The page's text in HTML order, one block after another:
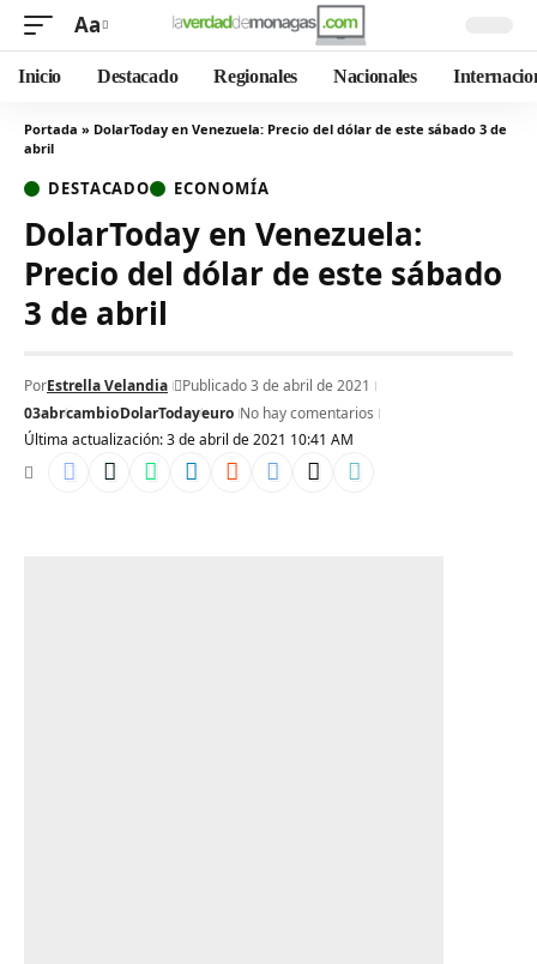
Aa
Inicio Destacado Regionales Nacionales
Portada » DolarToday en Venezuela: Precio del dólar de este sábado 3 de
abril
DESTACADO ECONOMÍA
DolarToday en Venezuela:
Precio del dólar de este sábado
3 de abril
Última actualización: 3 de abril de 2021 10:41 AM
PorEstrella Velandia
Publicado 3 de abril de 2021
03abrcambioDolarTodayeuro No hay comentarios